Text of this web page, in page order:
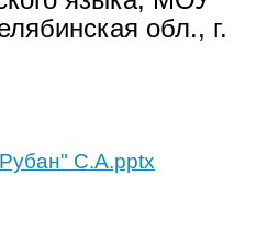
обл., г.
С.А.pptx